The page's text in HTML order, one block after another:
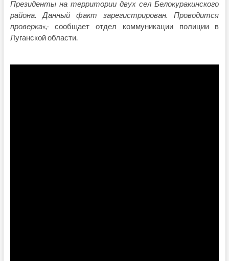
Президенты на территории двух сел Белокуракинского
района. Данный факт зарегистрирован. Проводится
проверка«,- сообщает отдел коммуникации полиции в
Луганской области.